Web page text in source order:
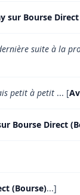
sur Bourse
suite à la
petit à petit ... [
Bourse Direct
(Bourse)...]